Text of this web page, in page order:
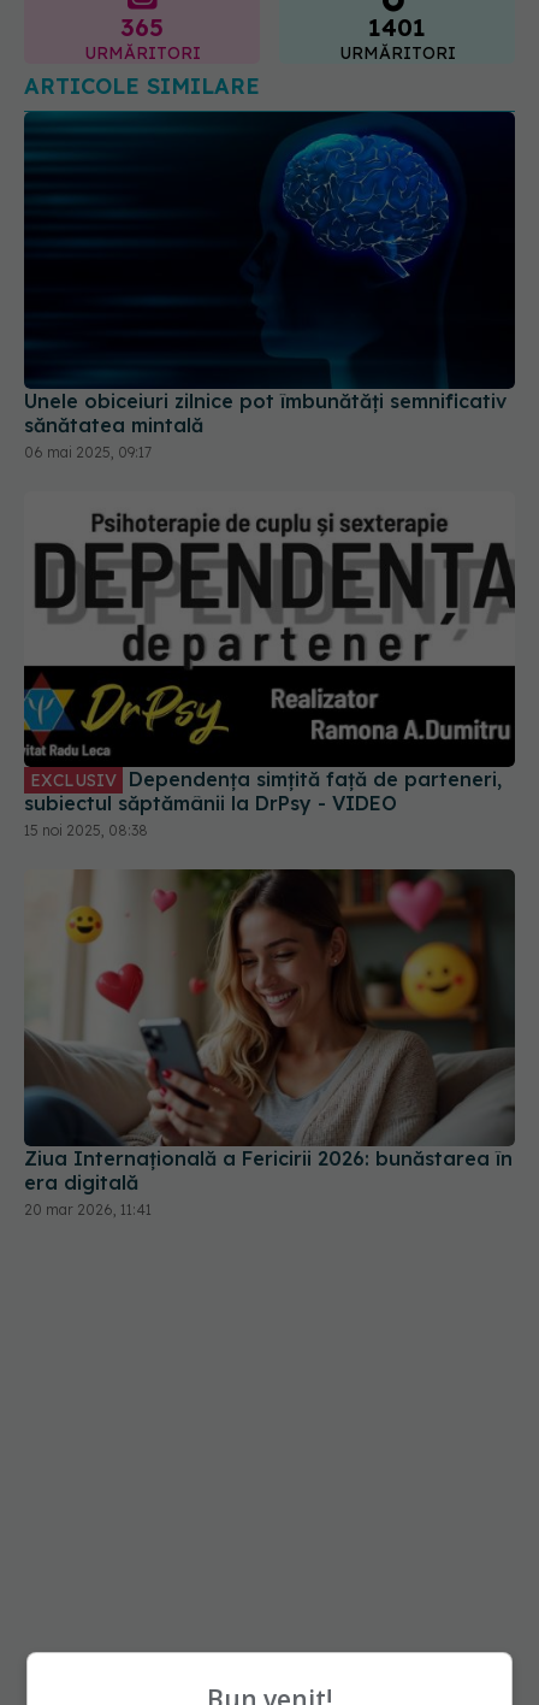
Unele obiceiuri zilnice pot îmbunătăţi semnificativ
EXCLUSIV
subiectul săptămânii la DrPsy - VIDEO
15 noi 2025, 08:38
Ziua Internațională a Fericirii 2026: bunăstarea în
era digitală
20 mar 2026, 11:41